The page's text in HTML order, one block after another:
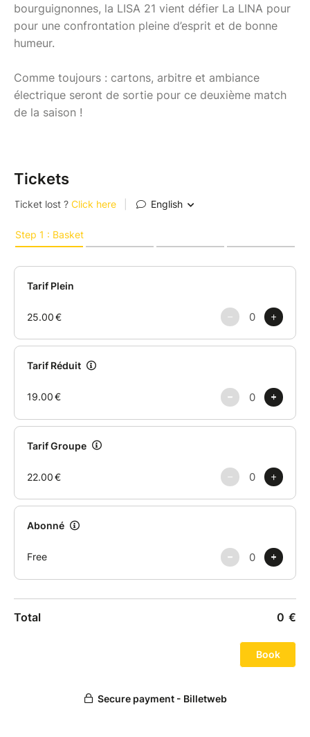
bourguignonnes, la LISA 21 vient défier La LINA pour
pour une confrontation pleine d’esprit et de bonne
humeur.
Comme toujours : cartons, arbitre et ambiance
électrique seront de sortie pour ce deuxième match
de la saison !
Tickets